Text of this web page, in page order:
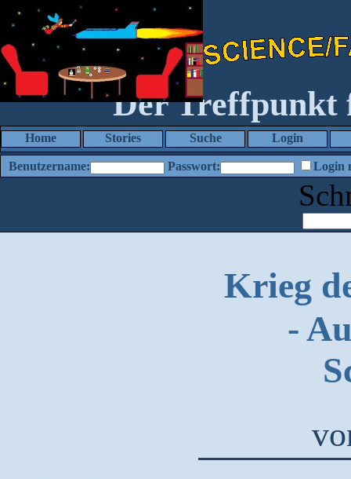
Der Treffpunkt
Home Stories Suche Login
Benutzername: Passwort: Login
Krieg
-